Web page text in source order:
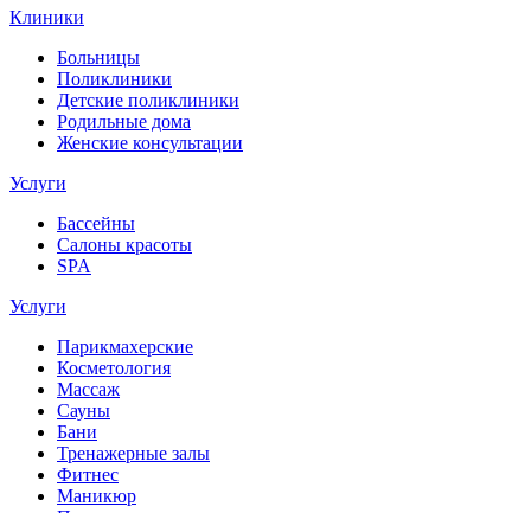
Клиники
Больницы
Поликлиники
Детские поликлиники
Родильные дома
Женские консультации
Услуги
Бассейны
Салоны красоты
SPA
Услуги
Парикмахерские
Косметология
Массаж
Сауны
Бани
Тренажерные залы
Фитнес
Маникюр